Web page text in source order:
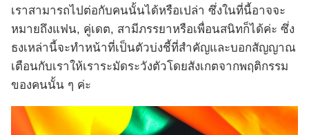
เราสามารถไปต่อกับคนนั้นได้หรือเปล่า ซึ่งในที่นี้อาจจะ
หมายถึงแฟน, คู่เดต, สามีภรรยาหรือเพื่อนสนิทก็ได้ค่ะ ซึ่ง
ธงเหล่านี้จะทำหน้าที่เป็นตัวบ่งชี้ที่สำคัญและบอกสัญญาณ
เตือนกับเราให้เราระมัดระวังตัวโดยสังเกตจากพฤติกรรม
ของคนนั้น ๆ ค่ะ